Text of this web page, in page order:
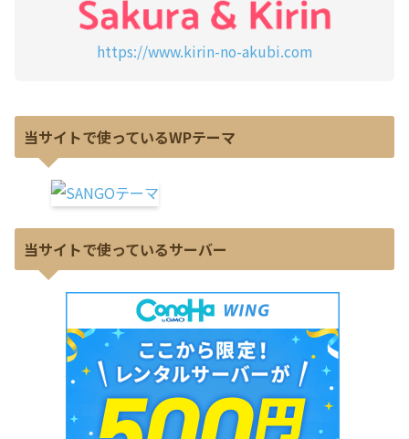
https://www.kirin-no-akubi.com
当サイトで使っているWPテーマ
当サイトで使っているサーバー